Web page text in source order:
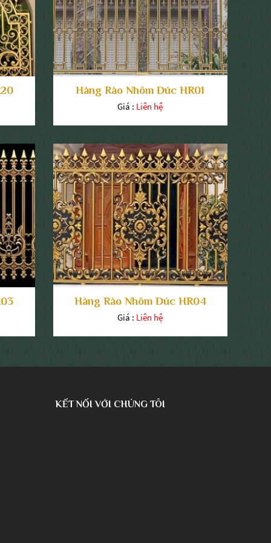
Hàng Rào Nhôm Đúc HR01
Giá : Liên hệ
Hàng Rào Nhôm Đúc HR04
Giá : Liên hệ
KẾT NỐI VỚI CHÚNG TÔI